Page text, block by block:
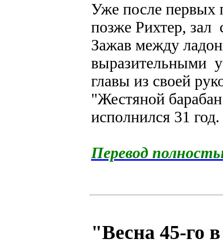
Уже после первых
позже Рихтер, зал
Зажав между
выразительными
главы из своей
"Жестяной
исполнился 31 год.
Перевод
"Весна 45-го